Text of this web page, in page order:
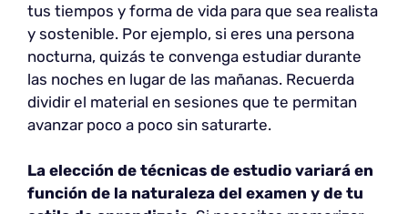
tus tiempos y forma de vida para que sea realista
y sostenible. Por ejemplo, si eres una persona
nocturna, quizás te convenga estudiar durante
las noches en lugar de las mañanas. Recuerda
dividir el material en sesiones que te permitan
avanzar poco a poco sin saturarte.
La elección de técnicas de estudio variará en
función de la naturaleza del examen y de tu